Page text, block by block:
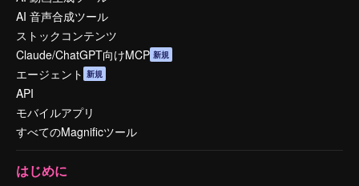
AI 音声合成ツール
ストックコンテンツ
Claude/ChatGPT向けMCP 新規
エージェント 新規
API
モバイルアプリ
すべてのMagnificツール
はじめに